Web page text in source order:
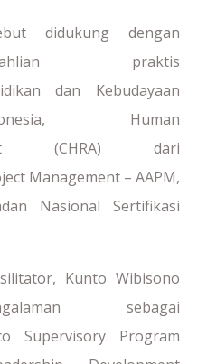
didukung dengan
praktis
dan Kebudayaan
Human
(CHRA) dari
Management – AAPM,
Nasional Sertifikasi
Kunto Wibisono
sebagai
Supervisory Program